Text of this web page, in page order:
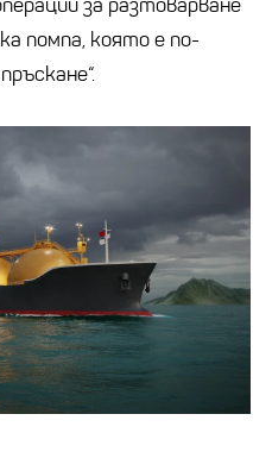
за разтоварване
помпа, която е по-